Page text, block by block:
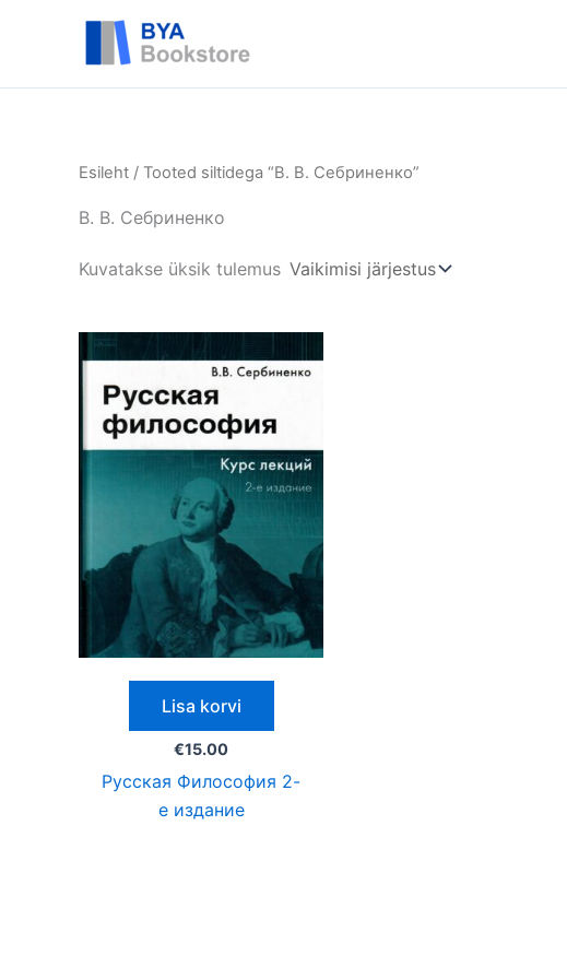
Esileht / Tooted siltidega “В. В. Себриненко”
В. В. Себриненко
Kuvatakse üksik tulemus
Lisa korvi
€15.00
Русская Философия 2-
е издание